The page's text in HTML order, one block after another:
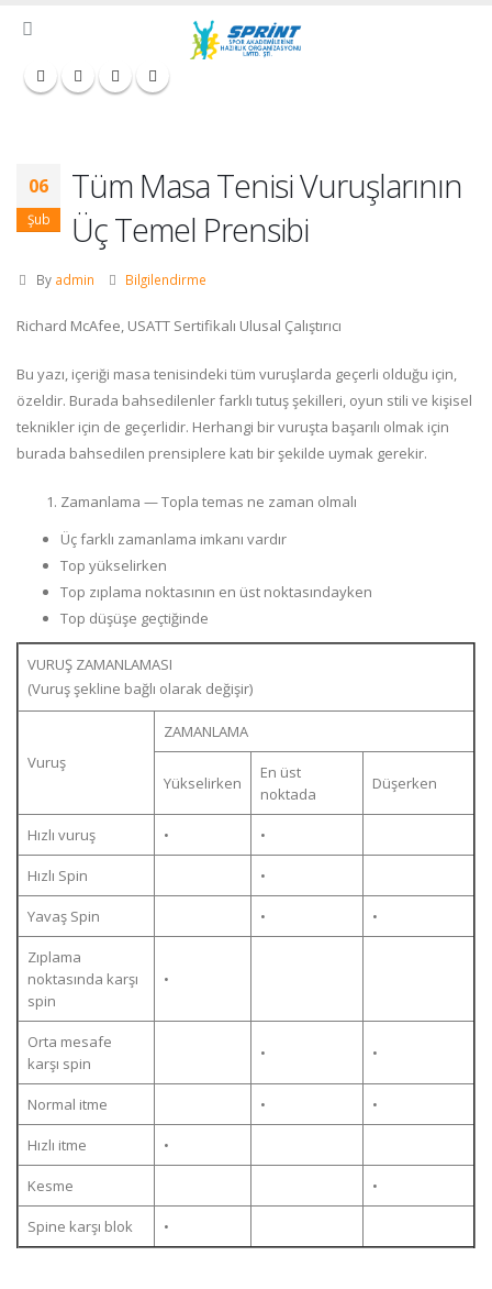
06
Şub
Tüm Masa Tenisi Vuruşlarının
Üç Temel Prensibi
By admin Bilgilendirme
Richard McAfee, USATT Sertifikalı Ulusal Çalıştırıcı
Bu yazı, içeriği masa tenisindeki tüm vuruşlarda geçerli olduğu için,
özeldir. Burada bahsedilenler farklı tutuş şekilleri, oyun stili ve kişisel
teknikler için de geçerlidir. Herhangi bir vuruşta başarılı olmak için
burada bahsedilen prensiplere katı bir şekilde uymak gerekir.
Zamanlama — Topla temas ne zaman olmalı
Üç farklı zamanlama imkanı vardır
Top yükselirken
Top zıplama noktasının en üst noktasındayken
Top düşüşe geçtiğinde
VURUŞ ZAMANLAMASI
(Vuruş şekline bağlı olarak değişir)
Vuruş
ZAMANLAMA
Yükselirken
En üst
noktada
Düşerken
Hızlı vuruş • •
Hızlı Spin •
Yavaş Spin • •
Zıplama
noktasında karşı
spin
•
Orta mesafe
karşı spin
• •
Normal itme • •
Hızlı itme •
Kesme •
Spine karşı blok •